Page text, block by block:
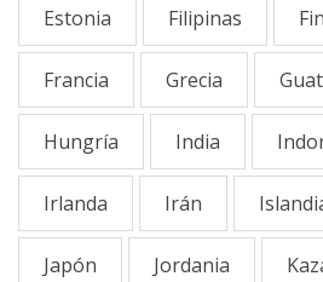
Estonia Filipinas
Francia Grecia
Hungría India
Irlanda Irán
Japón Jordania